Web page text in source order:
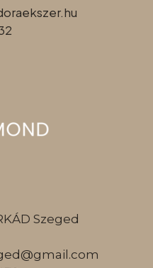
er.hu
Szeged